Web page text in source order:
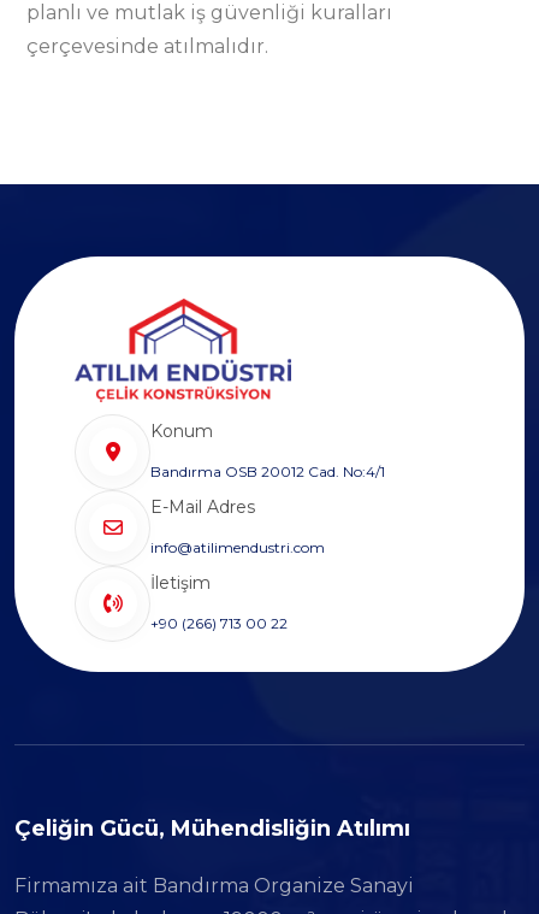
planlı ve mutlak iş güvenliği kuralları
çerçevesinde atılmalıdır.
Konum
Bandırma OSB 20012 Cad. No:4/1
E-Mail Adres
info@atilimendustri.com
İletişim
+90 (266) 713 00 22
Çeliğin Gücü, Mühendisliğin Atılımı
Firmamıza ait Bandırma Organize Sanayi